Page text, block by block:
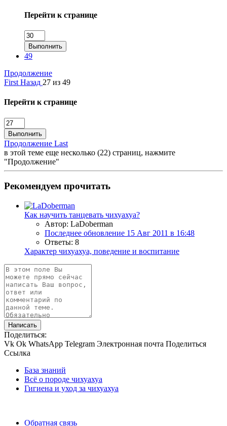
Перейти к странице
Выполнить
49
Продолжение
First Назад 27 из 49
Перейти к странице
Выполнить
Продолжение Last
в этой теме еще несколько (22) страниц, нажмите
"Продолжение"
Рекомендуем прочитать
Как научить танцевать чихуахуа?
Автор: LaDoberman
Последнее обновление 15 Авг 2011 в 16:48
Ответы: 8
Характер чихуахуа, поведение и воспитание
Написать
Поделиться:
Vk Ok WhatsApp Telegram Электронная почта Поделиться
Ссылка
База знаний
Всё о породе чихуахуа
Гигиена и уход за чихуахуа
Обратная связь